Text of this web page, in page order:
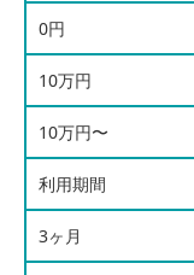
0円
10万円
10万円〜
利用期間
3ヶ月